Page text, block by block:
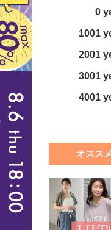
0
1001
2001
3001
4001
オスス